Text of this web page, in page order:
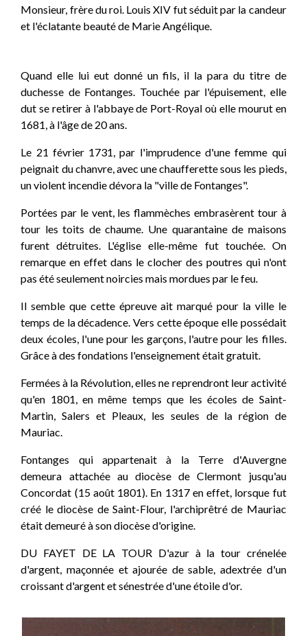
Monsieur, frère du roi. Louis XIV fut séduit par la candeur
et l'éclatante beauté de Marie Angélique.
Quand elle lui eut donné un fils, il la para du titre de
duchesse de Fontanges. Touchée par l'épuisement, elle
dut se retirer à l'abbaye de Port-Royal où elle mourut en
1681, à l'âge de 20 ans.
Le 21 février 1731, par l'imprudence d'une femme qui
peignait du chanvre, avec une chaufferette sous les pieds,
un violent incendie dévora la "ville de Fontanges".
Portées par le vent, les flammèches embrasèrent tour à
tour les toits de chaume. Une quarantaine de maisons
furent détruites. L'église elle-même fut touchée. On
remarque en effet dans le clocher des poutres qui n'ont
pas été seulement noircies mais mordues par le feu.
Il semble que cette épreuve ait marqué pour la ville le
temps de la décadence. Vers cette époque elle possédait
deux écoles, l'une pour les garçons, l'autre pour les filles.
Grâce à des fondations l'enseignement était gratuit.
Fermées à la Révolution, elles ne reprendront leur activité
qu'en 1801, en même temps que les écoles de Saint-
Martin, Salers et Pleaux, les seules de la région de
Mauriac.
Fontanges qui appartenait à la Terre d'Auvergne
demeura attachée au diocèse de Clermont jusqu'au
Concordat (15 août 1801). En 1317 en effet, lorsque fut
créé le diocèse de Saint-Flour, l'archiprêtré de Mauriac
était demeuré à son diocèse d'origine.
DU FAYET DE LA TOUR D'azur à la tour crénelée
d'argent, maçonnée et ajourée de sable, adextrée d'un
croissant d'argent et sénestrée d'une étoile d'or.